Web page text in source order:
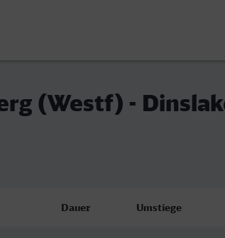
(Westf) -
Dauer Umstiege